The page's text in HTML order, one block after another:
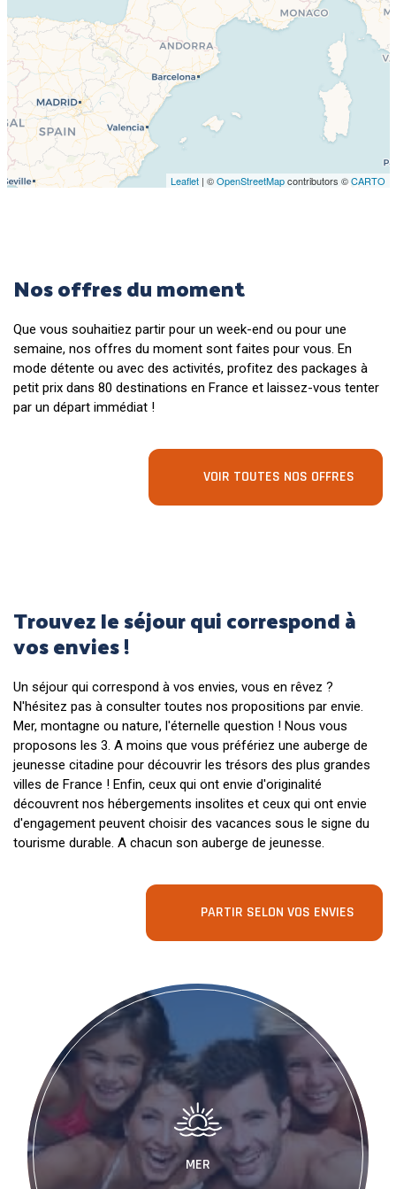
Leaflet| ©OpenStreetMapcontributors ©CARTO
Nos offres du moment
Que vous souhaitiez partir pour un week-end ou pour une
semaine, nos offres du moment sont faites pour vous. En
mode détente ou avec des activités, profitez des packages à
petit prix dans 80 destinations en France et laissez-vous tenter
par un départ immédiat !
VOIR TOUTES NOS OFFRES
Trouvez le séjour qui correspond à
vos envies !
Un séjour qui correspond à vos envies, vous en rêvez ?
N'hésitez pas à consulter toutes nos propositions par envie.
Mer, montagne ou nature, l'éternelle question ! Nous vous
proposons les 3. A moins que vous préfériez une auberge de
jeunesse citadine pour découvrir les trésors des plus grandes
villes de France ! Enfin, ceux qui ont envie d'originalité
découvrent nos hébergements insolites et ceux qui ont envie
d'engagement peuvent choisir des vacances sous le signe du
tourisme durable. A chacun son auberge de jeunesse.
PARTIR SELON VOS ENVIES
MER